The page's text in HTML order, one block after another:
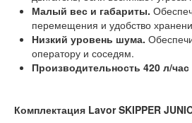
Малый вес и габариты.
перемещения и удобство
Низкий уровень шума.
оператору и соседям.
Производительность 420 л/час
Комплектация Lavor SKIPPER